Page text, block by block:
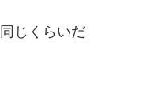
じくらいだ